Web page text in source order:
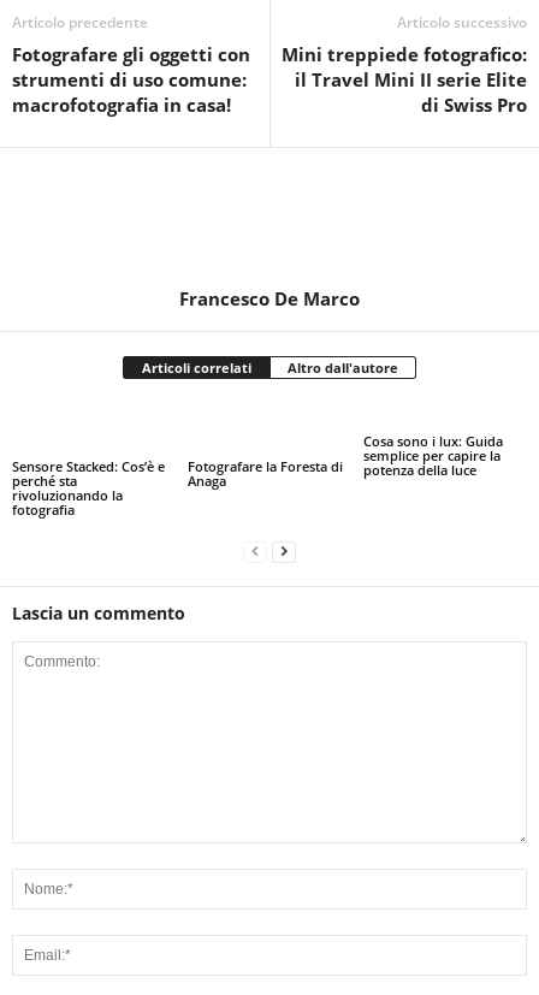
Articolo precedente
Fotografare gli oggetti con
strumenti di uso comune:
macrofotografia in casa!
Articolo successivo
Mini treppiede fotografico:
il Travel Mini II serie Elite
di Swiss Pro
Francesco De Marco
Articoli correlati Altro dall'autore
Sensore Stacked: Cos’è e
perché sta
rivoluzionando la
fotografia
Fotografare la Foresta di
Anaga
Cosa sono i lux: Guida
semplice per capire la
potenza della luce
Lascia un commento